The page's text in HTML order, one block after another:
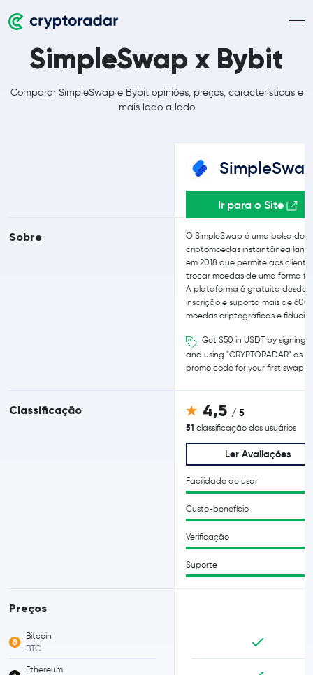
SimpleSwap x Bybit
Comparar SimpleSwap e Bybit opiniões, preços, características e
mais lado a lado
Sobre
Classificação
Preços
Bitcoin
BTC
Ethereum
Ir para o Site
O SimpleSwap é uma bolsa de
criptomoedas instantânea
em 2018 que permite aos
trocar moedas de uma forma
A plataforma é gratuita desde
inscrição e suporta mais de 600
moedas criptográficas e
Get $50 in USDT by signing
and using "CRYPTORADAR" as
promo code for your first swap
4,5 / 5
51classificação dos usuários
Ler Avaliações
Facilidade de usar
Custo-benefício
Verificação
Suporte